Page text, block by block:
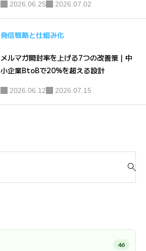
2026.06.25 2026.07.02
発信戦略と仕組み化
メルマガ開封率を上げる7つの改善策｜中
小企業BtoBで20%を超える設計
2026.06.12 2026.07.15
46